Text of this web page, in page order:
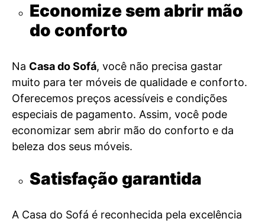
Economize sem abrir mão
do conforto
Na Casa do Sofá, você não precisa gastar
muito para ter móveis de qualidade e conforto.
Oferecemos preços acessíveis e condições
especiais de pagamento. Assim, você pode
economizar sem abrir mão do conforto e da
beleza dos seus móveis.
Satisfação garantida
A Casa do Sofá é reconhecida pela excelência